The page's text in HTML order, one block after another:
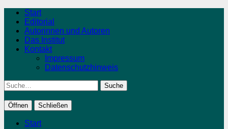
Start
Editorial
Autorinnen und Autoren
Das Institut
Kontakt
Impressum
Datenschutzhinweis
Suche
Öffnen Schließen
Start